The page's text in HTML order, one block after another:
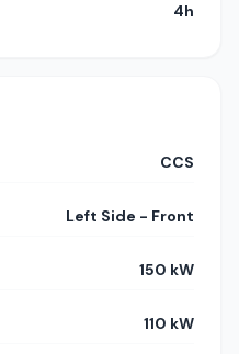
4h
CCS
Left Side - Front
150 kW
110 kW